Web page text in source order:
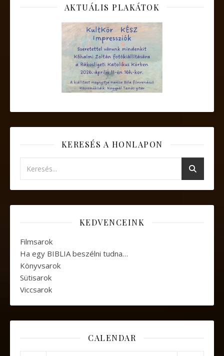
AKTUÁLIS PLAKÁTOK
KERESÉS A HONLAPON
KEDVENCEINK
Filmsarok
Ha egy BIBLIA beszélni tudna…
Könyvsarok
Sütisarok
Viccsarok
CALENDAR